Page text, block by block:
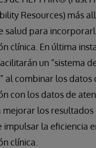
Resources) más
salud para
clínica. En última
un “sistema
al combinar los datos
con los datos de
mejorar los resultados
impulsar la eficiencia
clínica.